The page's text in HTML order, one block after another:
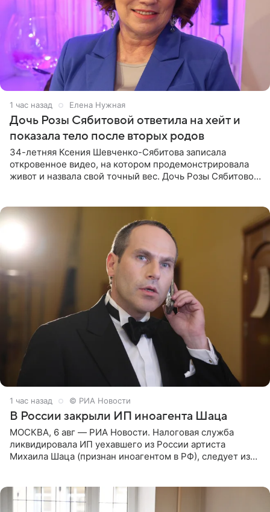
1 час назад Елена Нужная
Дочь Розы Сябитовой ответила на хейт и
показала тело после вторых родов
34-летняя Ксения Шевченко-Сябитова записала
откровенное видео, на котором продемонстрировала
живот и назвала свой точный вес. Дочь Розы Сябитовой
1 час назад © РИА Новости
В России закрыли ИП иноагента Шаца
МОСКВА, 6 авг — РИА Новости. Налоговая служба
ликвидировала ИП уехавшего из России артиста
Михаила Шаца (признан иноагентом в РФ), следует из